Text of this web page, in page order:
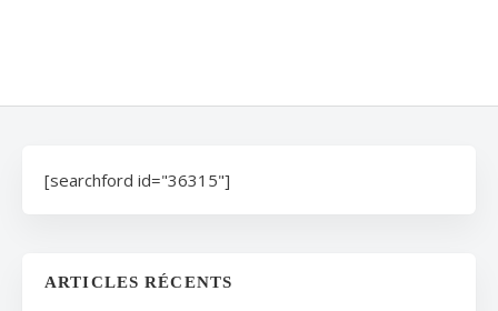
[searchford id="36315"]
ARTICLES RÉCENTS